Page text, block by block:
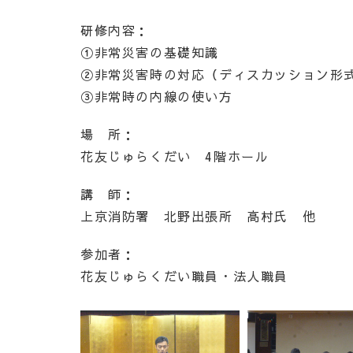
研修内容：
①非常災害の基礎知識
②非常災害時の対応（ディスカッション形
③非常時の内線の使い方
場 所：
花友じゅらくだい 4階ホール
講 師：
上京消防署 北野出張所 高村氏 他
参加者：
花友じゅらくだい職員・法人職員